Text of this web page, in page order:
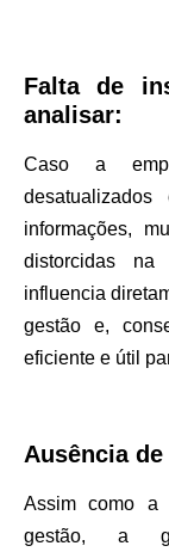
Falta de
analisar:
Caso a
informações,
distorcidas
influencia
gestão e,
eficiente e útil
Ausência
Assim como a
gestão, a